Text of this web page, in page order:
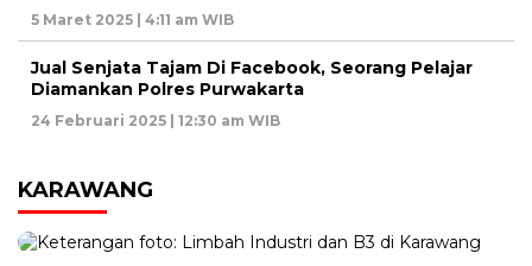
5 Maret 2025 | 4:11 am WIB
Jual Senjata Tajam Di Facebook, Seorang Pelajar
Diamankan Polres Purwakarta
24 Februari 2025 | 12:30 am WIB
KARAWANG